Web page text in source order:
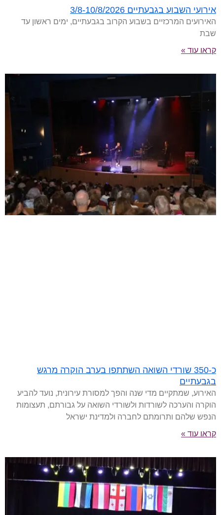
אירועי השבוע בגבעתיים 3/8-10/8/2026
האירועים המרכזיים בשבוע הקרוב בגבעתיים, ימים ראשון עד
שבת
קראו עוד »
כ-350 שורדי השואה השתתפו בערב הוקרה מרגש
בגבעתיים
האירוע, שמתקיים מדי שנה והפך למסורת עירונית, נועד להביע
הוקרה והערכה לשורדות ולשורדי השואה על גבורתם, תעצומות
הנפש שלהם ותרומתם לחברה ולמדינת ישראל
קראו עוד »